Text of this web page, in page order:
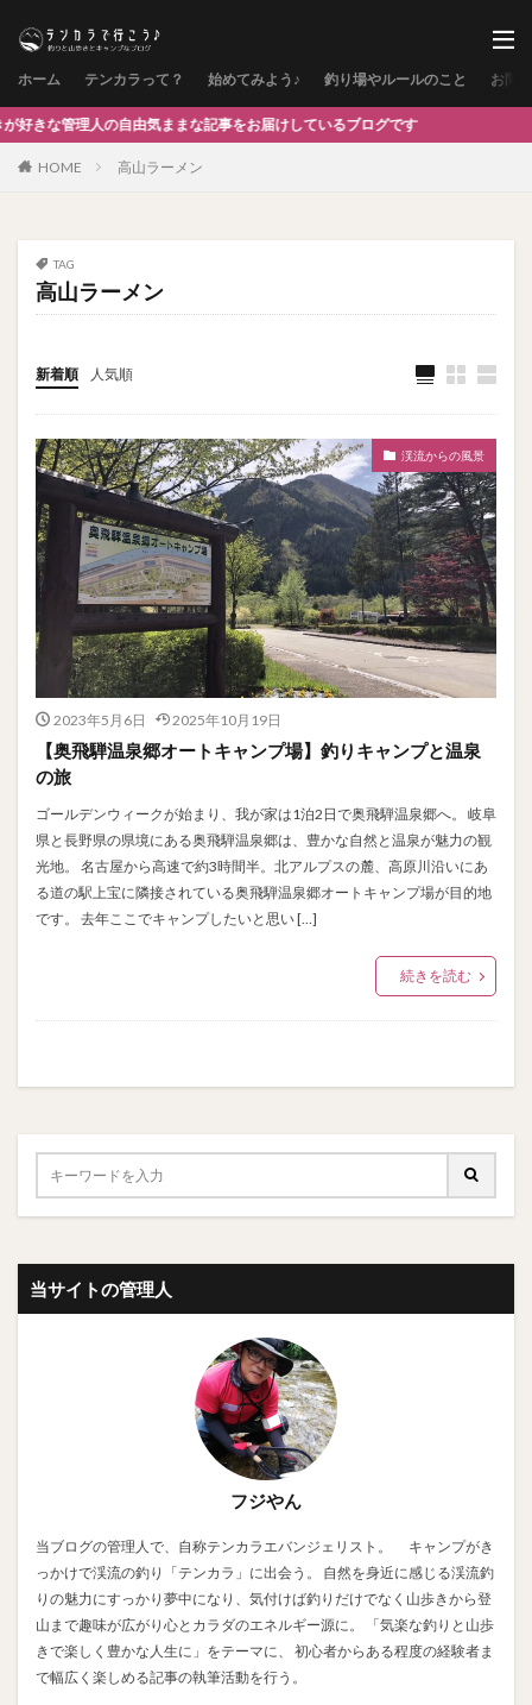
ホーム テンカラって？ 始めてみよう♪ 釣り場やルールのこと お問
の自由気ままな記事をお届けしているブログです
HOME 高山ラーメン
TAG
高山ラーメン
新着順 人気順
渓流からの風景
2023年5月6日 2025年10月19日
【奥飛騨温泉郷オートキャンプ場】釣りキャンプと温泉
の旅
ゴールデンウィークが始まり、我が家は1泊2日で奥飛騨温泉郷へ。 岐阜
県と長野県の県境にある奥飛騨温泉郷は、豊かな自然と温泉が魅力の観
光地。 名古屋から高速で約3時間半。北アルプスの麓、高原川沿いにあ
る道の駅上宝に隣接されている奥飛騨温泉郷オートキャンプ場が目的地
です。 去年ここでキャンプしたいと思い […]
続きを読む
当サイトの管理人
フジやん
当ブログの管理人で、自称テンカラエバンジェリスト。 キャンプがき
っかけで渓流の釣り「テンカラ」に出会う。 自然を身近に感じる渓流釣
りの魅力にすっかり夢中になり、気付けば釣りだけでなく山歩きから登
山まで趣味が広がり心とカラダのエネルギー源に。 「気楽な釣りと山歩
きで楽しく豊かな人生に」をテーマに、 初心者からある程度の経験者ま
で幅広く楽しめる記事の執筆活動を行う。